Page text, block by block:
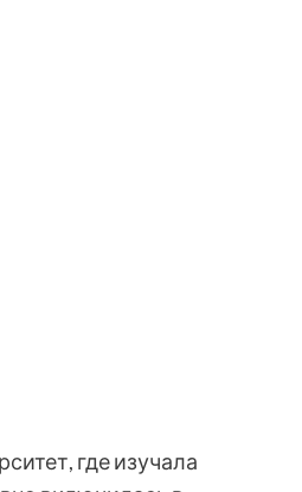
где изучала